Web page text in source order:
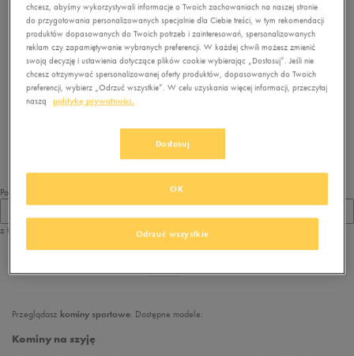
Brak produktów do wyświetlenia
usuń wybrane filtry
Pokaż
z 0
Przeglądasz kominy sportowe. Dostępne modele:
Kominy na szyję
chcesz, abyśmy wykorzystywali informacje o Twoich zachowaniach na naszej stronie
do przygotowania personalizowanych specjalnie dla Ciebie treści, w tym rekomendacji
produktów dopasowanych do Twoich potrzeb i zainteresowań, spersonalizowanych
reklam czy zapamiętywanie wybranych preferencji. W każdej chwili możesz zmienić
swoją decyzję i ustawienia dotyczące plików cookie wybierając „Dostosuj”. Jeśli nie
chcesz otrzymywać spersonalizowanej oferty produktów, dopasowanych do Twoich
preferencji, wybierz „Odrzuć wszystkie”. W celu uzyskania więcej informacji, przeczytaj
naszą
politykę prywatności.
Dostosuj
Odrzuć wszystkie
OK